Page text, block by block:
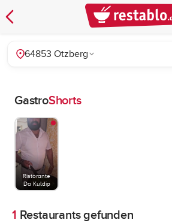
64853 Otzberg
GastroShorts
Ristorante
Da Kuldip
1 Restaurants gefunden